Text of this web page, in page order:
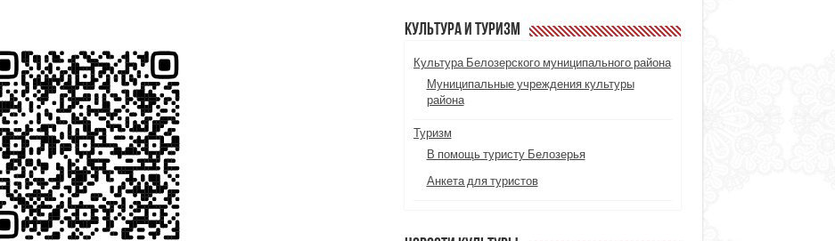
Культура и туризм
Культура Белозерского муниципального района
Муниципальные учреждения культуры
района
Туризм
В помощь туристу Белозерья
Анкета для туристов